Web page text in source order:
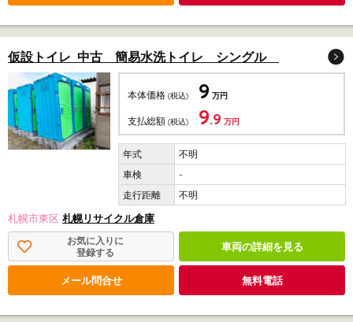
仮設トイレ 中古 簡易水洗トイレ シングル
本体価格 (税込) 9 万円
支払総額 (税込) 9.9 万円
不明
-
不明
札幌市東区 札幌リサイクル倉庫
お気に入りに
登録する
車両の詳細を見る
メール問合せ 無料電話